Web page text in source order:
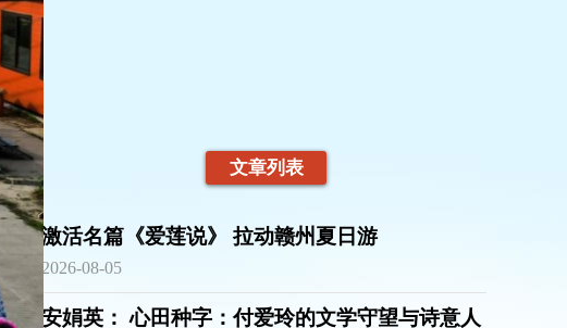
文章列表
激活名篇《爱莲说》 拉动赣州夏日游
2026-08-05
安娟英： 心田种字：付爱玲的文学守望与诗意人